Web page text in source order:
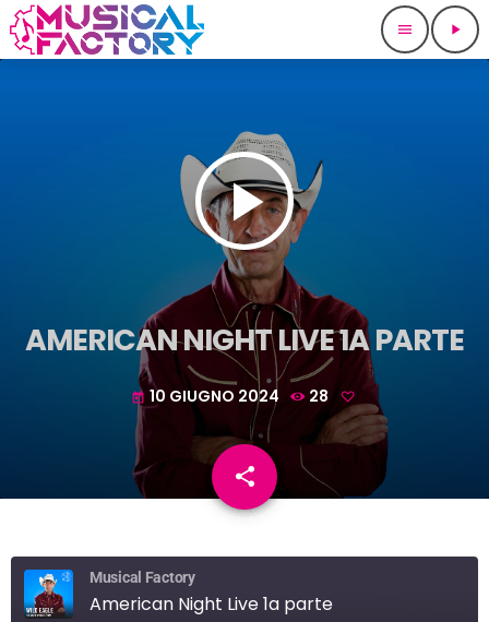
menu play_arrow
play_arrow
AMERICAN NIGHT LIVE 1A PARTE
today 10 GIUGNO 2024 28
share
email
Musical Factory
American Night Live 1a parte